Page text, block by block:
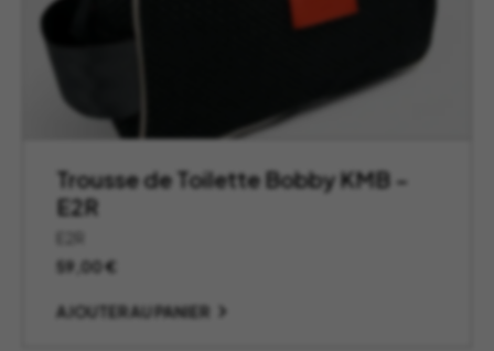
Trousse de Toilette Bobby KMB –
E2R
59,00€
AJOUTER AU PANIER